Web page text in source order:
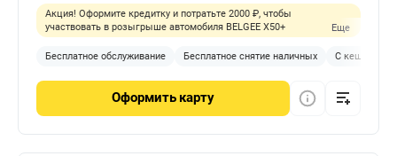
Акция! Оформите кредитку и потратьте 2000 ₽, чтобы
участвовать в розыгрыше автомобиля BELGEE X50+
Еще
Бесплатное обслуживание Бесплатное снятие наличных С кешбэком
Оформить карту